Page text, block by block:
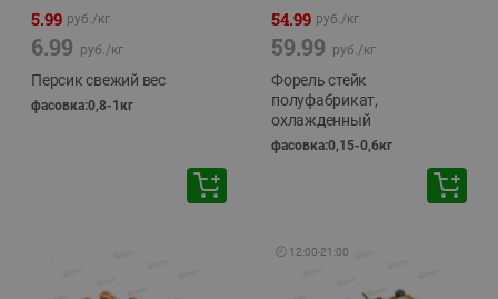
5.99 руб./кг
6.99 руб./кг
Персик свежий вес
фасовка:0,8-1кг
54.99 руб./кг
59.99 руб./кг
Форель стейк
полуфабрикат,
охлажденный
фасовка:0,15-0,6кг
🕘 12:00-21:00